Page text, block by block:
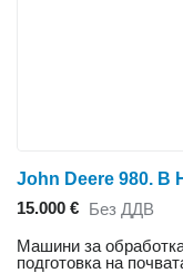
John Deere 980.
15.000 € Без ДДВ
Машини за
подготовка на